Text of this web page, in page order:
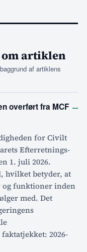
artiklen
af artiklens
overført fra MCF –
for Civilt
Efterretnings-
1. juli 2026.
hvilket betyder, at
og funktioner inden
med. Det
2026-